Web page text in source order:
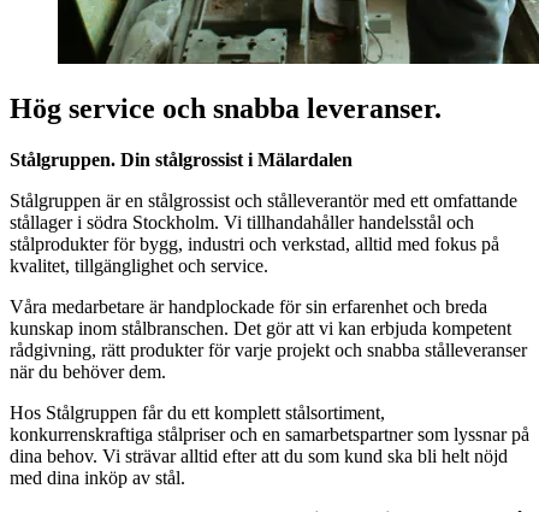
Hög service och snabba leveranser.
Stålgruppen. Din stålgrossist i Mälardalen
Stålgruppen är en stålgrossist och stålleverantör med ett omfattande
stållager i södra Stockholm. Vi tillhandahåller handelsstål och
stålprodukter för bygg, industri och verkstad, alltid med fokus på
kvalitet, tillgänglighet och service.
Våra medarbetare är handplockade för sin erfarenhet och breda
kunskap inom stålbranschen. Det gör att vi kan erbjuda kompetent
rådgivning, rätt produkter för varje projekt och snabba stålleveranser
när du behöver dem.
Hos Stålgruppen får du ett komplett stålsortiment,
konkurrenskraftiga stålpriser och en samarbetspartner som lyssnar på
dina behov. Vi strävar alltid efter att du som kund ska bli helt nöjd
med dina inköp av stål.